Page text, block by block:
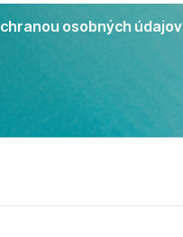
dovolenku na vysokej
bolo zabezpečené na
s nami vyrazíte nabudúce!
za skvelé spomienky. ​S
a prianím mnohých ďalších
osobných údajov